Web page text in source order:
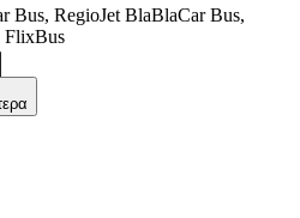
Bus, RegioJet BlaBlaCar Bus,
FlixBus
©CARTO